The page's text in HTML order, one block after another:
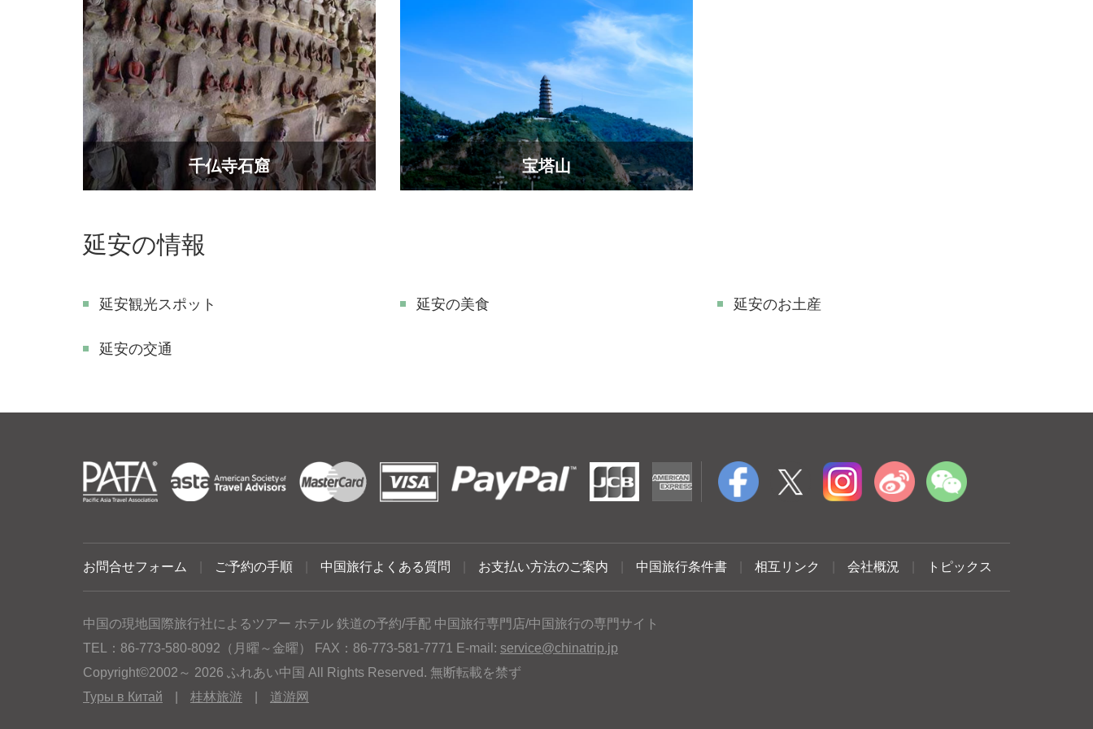
千仏寺石窟 宝塔山
延安の情報
延安観光スポット 延安の美食 延安のお土産
延安の交通
お問合せフォーム ご予約の手順 中国旅行よくある質問 お支払い方法のご案内 中国旅行条件書 相互リンク 会社概況 トピックス
中国の現地国際旅行社によるツアー ホテル 鉄道の予約/手配 中国旅行専門店/中国旅行の専門サイト
TEL：86-773-580-8092（月曜～金曜） FAX：86-773-581-7771 E-mail: service@chinatrip.jp
Copyright©2002～ 2026 ふれあい中国 All Rights Reserved. 無断転載を禁ず
Туры в Китай
桂林旅游 道游网